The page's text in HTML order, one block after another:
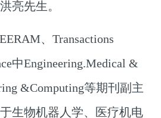
亮先生。
、Transactions
中Engineering.Medical &
&Computing等期刊副主
生物机器人学、医疗机电